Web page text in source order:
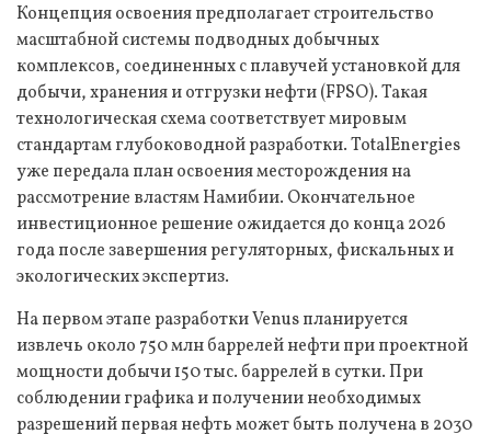
Концепция освоения предполагает строительство
масштабной системы подводных добычных
комплексов, соединенных с плавучей установкой для
добычи, хранения и отгрузки нефти (FPSO). Такая
технологическая схема соответствует мировым
стандартам глубоководной разработки. TotalEnergies
уже передала план освоения месторождения на
рассмотрение властям Намибии. Окончательное
инвестиционное решение ожидается до конца 2026
года после завершения регуляторных, фискальных и
экологических экспертиз.
На первом этапе разработки Venus планируется
извлечь около 750 млн баррелей нефти при проектной
мощности добычи 150 тыс. баррелей в сутки. При
соблюдении графика и получении необходимых
разрешений первая нефть может быть получена в 2030